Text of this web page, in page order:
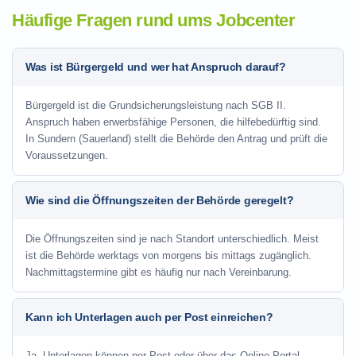
Häufige Fragen rund ums Jobcenter
Was ist Bürgergeld und wer hat Anspruch darauf?
Bürgergeld ist die Grundsicherungsleistung nach SGB II.
Anspruch haben erwerbsfähige Personen, die hilfebedürftig sind.
In Sundern (Sauerland) stellt die Behörde den Antrag und prüft die
Voraussetzungen.
Wie sind die Öffnungszeiten der Behörde geregelt?
Die Öffnungszeiten sind je nach Standort unterschiedlich. Meist
ist die Behörde werktags von morgens bis mittags zugänglich.
Nachmittagstermine gibt es häufig nur nach Vereinbarung.
Kann ich Unterlagen auch per Post einreichen?